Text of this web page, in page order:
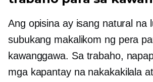
Ang opisina ay isang natural na
subukang makalikom ng pera
kawanggawa. Sa trabaho,
mga kapantay na nakakakilala